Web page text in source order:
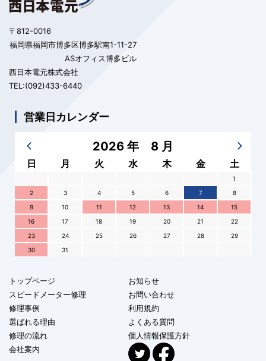
〒812-0016
福岡県福岡市博多区博多駅南1-11-27
ASオフィス博多ビル
西日本電元株式会社
TEL:(092)433-6440
営業日カレンダー
2026 年 8 月
日 月 火 水 木 金 土
1
2
3 4 5 6 7
8
9
10 11 12 13 14
15
16
17 18 19 20 21
22
23
24 25 26 27 28
29
30
31
トップページ
お知らせ
スピードメーター修理
お問い合わせ
修理事例
利用規約
選ばれる理由
よくある質問
修理の流れ
個人情報保護方針
会社案内